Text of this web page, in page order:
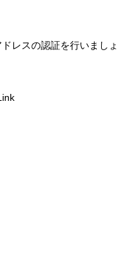
レスの認証を行いましょ